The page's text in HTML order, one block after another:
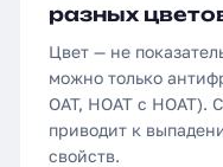
разных
Цвет — не
можно только
OAT, HOAT с
приводит к
свойств.